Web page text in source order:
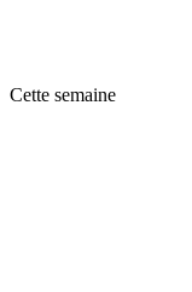
Cette semaine